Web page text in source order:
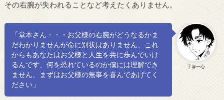
その右腕が失われることなど考えたくありません。
手塚一心
「堂本さん・・・お父様の右腕がどうなるかま
だわかりませんが命に別状はありません、これ
からもあなたはお父様と人生を共に歩んでいけ
るんです、何を恐れているのか僕には理解でき
ません、まずはお父様の無事を喜んであげてく
ださい」